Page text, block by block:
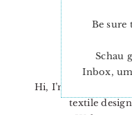
Hi, I’m Nadra. I’m
textile
Be
Schau
Inbox,